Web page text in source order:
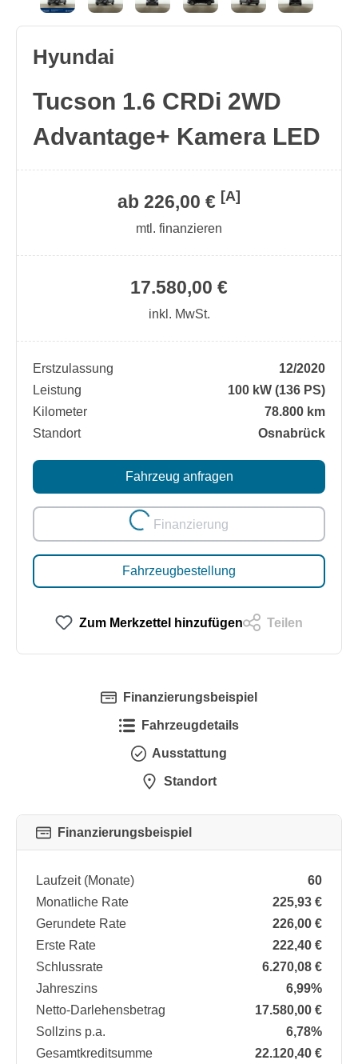
Hyundai
Tucson 1.6 CRDi 2WD
Advantage+ Kamera LED
17.580,00 €
inkl. MwSt.
ab 226,00 € [A]
mtl. finanzieren
Erstzulassung
12/2020
Leistung
100 kW (136 PS)
Kilometer
78.800 km
Standort
Osnabrück
Fahrzeug anfragen
Loading...
Finanzierung
Fahrzeugbestellung
Zum Merkzettel hinzufügen Teilen
Finanzierungsbeispiel
Fahrzeugdetails
Ausstattung
Standort
Finanzierungsbeispiel
Laufzeit (Monate)
60
Monatliche Rate
225,93 €
Gerundete Rate
226,00 €
Erste Rate
222,40 €
Schlussrate
6.270,08 €
Jahreszins
6,99%
Netto-Darlehensbetrag
17.580,00 €
Sollzins p.a.
6,78%
Gesamtkreditsumme
22.120,40 €